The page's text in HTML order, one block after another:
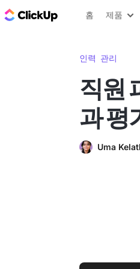
ClickUp 블로그
홈 제품
인력 관리
직원
과 평
Uma